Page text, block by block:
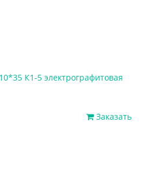
К1-5 электрографитовая
Заказать